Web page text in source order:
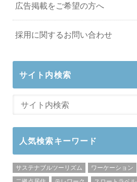
広告掲載をご希望の方へ
採用に関するお問い合わせ
サイト内検索
人気検索キーワード
サステナブルツーリズム ワーケーション